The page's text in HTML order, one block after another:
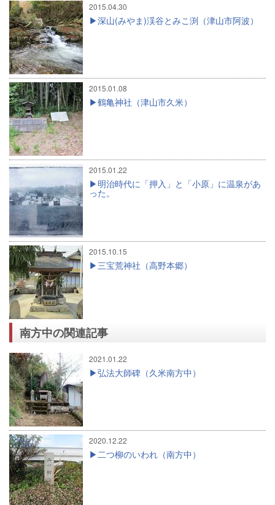
2015.04.30
深山(みやま)渓谷とみこ渕（津山市阿波）
2015.01.08
鶴亀神社（津山市久米）
2015.01.22
明治時代に「押入」と「小原」に温泉があ
った。
2015.10.15
三宝荒神社（高野本郷）
南方中の関連記事
2021.01.22
弘法大師碑（久米南方中）
2020.12.22
二つ柳のいわれ（南方中）